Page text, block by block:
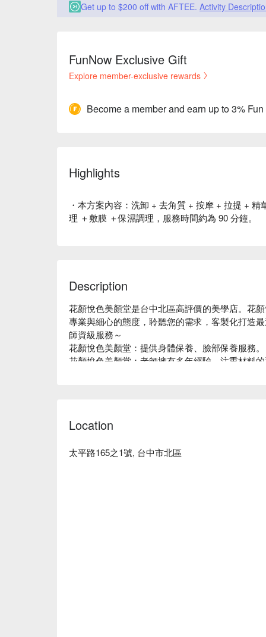
Get up to $200 off with AFTEE. Activity
FunNow Exclusive Gift
Explore member-exclusive rewards
Become a member and earn up to 3%
Highlights
・本方案內容：洗卸 + 去角質 + 按摩 + 拉提 +
理 ＋敷膜 ＋保濕調理，服務時間約為 90 分鐘。
Description
花顏悅色美顏堂是台中北區高評價的美學店。花
專業與細心的態度，聆聽您的需求，客製化打造
師資級服務～
花顏悅色美顏堂：提供身體保養、臉部保養服務。
花顏悅色美顏堂：老師擁有多年經驗，注重材料
Location
太平路165之1號, 台中市北區